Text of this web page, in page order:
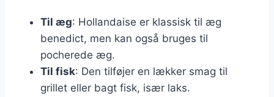
Til æg: Hollandaise er klassisk til æg
benedict, men kan også bruges til
pocherede æg.
Til fisk: Den tilføjer en lækker smag til
grillet eller bagt fisk, især laks.